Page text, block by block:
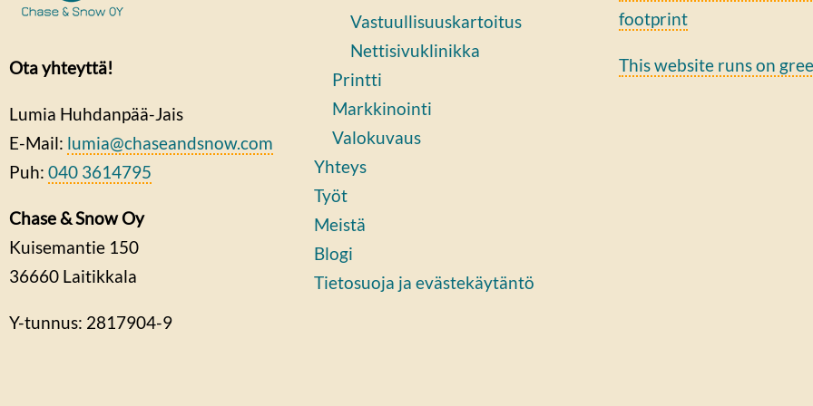
Ota yhteyttä!
Lumia Huhdanpää-Jais
E-Mail: lumia@chaseandsnow.com
Puh: 040 3614795
Chase & Snow Oy
Kuisemantie 150
36660 Laitikkala
Y-tunnus: 2817904-9
Vastuullisuuskartoitus
Nettisivuklinikka
Printti
Markkinointi
Valokuvaus
Yhteys
Työt
Meistä
Blogi
Tietosuoja ja evästekäytäntö
footprint
This website runs on